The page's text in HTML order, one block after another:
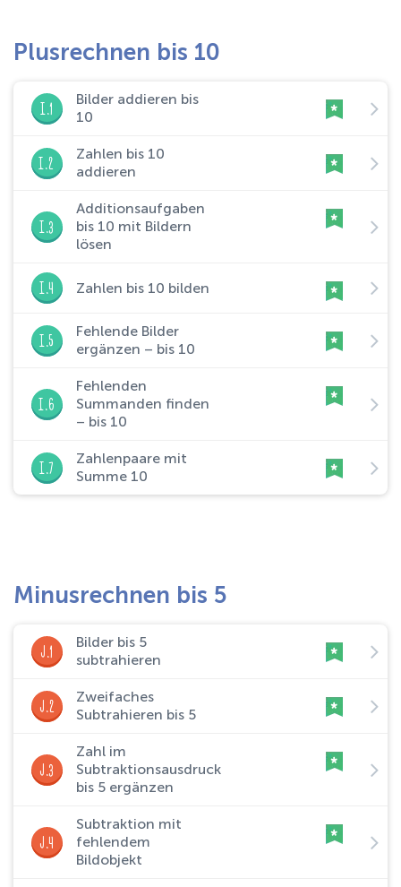
Plusrechnen bis 10
I.1
Bilder addieren bis
10
I.2
Zahlen bis 10
addieren
I.3
Additionsaufgaben
bis 10 mit Bildern
lösen
I.4 Zahlen bis 10 bilden
I.5
Fehlende Bilder
ergänzen – bis 10
I.6
Fehlenden
Summanden finden
– bis 10
I.7
Zahlenpaare mit
Summe 10
Minusrechnen bis 5
J.1
Bilder bis 5
subtrahieren
J.2
Zweifaches
Subtrahieren bis 5
J.3
Zahl im
Subtraktionsausdruck
bis 5 ergänzen
J.4
Subtraktion mit
fehlendem
Bildobjekt